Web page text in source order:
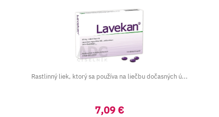
Rastlinný liek, ktorý sa používa na liečbu dočasných ú...
7,09 €